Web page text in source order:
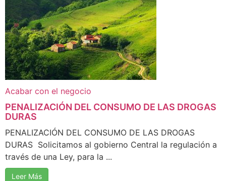
Acabar con el negocio
PENALIZACIÓN DEL CONSUMO DE LAS DROGAS
DURAS
PENALIZACIÓN DEL CONSUMO DE LAS DROGAS
DURAS Solicitamos al gobierno Central la regulación a
través de una Ley, para la ...
Leer Más